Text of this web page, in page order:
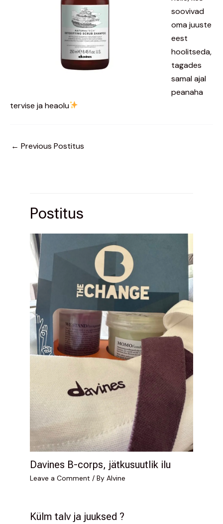
soovivad
oma juuste
eest
hoolitseda,
tagades
samal ajal
peanaha
tervise ja heaolu
← Previous Postitus
Postitus
Davines B-corps, jätkusuutlik ilu
Leave a Comment / By Alvine
Külm talv ja juuksed ?